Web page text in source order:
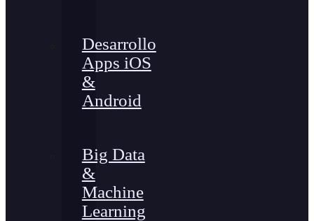
Desarrollo
Apps iOS
&
Android
Big Data
&
Machine
Learning